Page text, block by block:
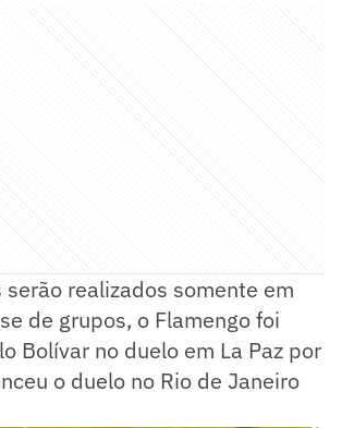
serão realizados somente em
de grupos, o Flamengo foi
Bolívar no duelo em La Paz por
o duelo no Rio de Janeiro